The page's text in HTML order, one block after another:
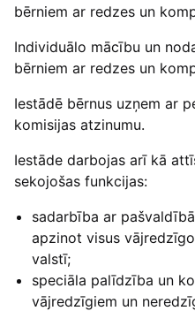
bērniem ar redzes un
Individuālo mācību un
bērniem ar redzes un
Iestādē bērnus uzņem ar
komisijas atzinumu.
Iestāde darbojas arī kā
sekojošas funkcijas:
sadarbība ar
apzinot visus
valstī;
speciāla palīdzība un
vājredzīgiem un